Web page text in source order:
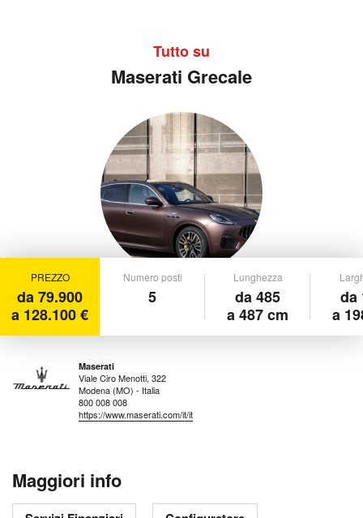
Tutto su
Maserati Grecale
PREZZO
da 79.900
a 128.100 €
Numero posti
5
Lunghezza
da 485
a 487 cm
da
a
Maserati
Viale Ciro Menotti, 322
Modena (MO) - Italia
800 008 008
https://www.maserati.com/it/it
Maggiori info